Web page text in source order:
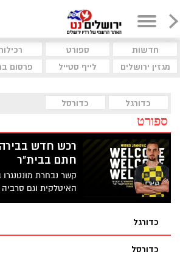
חדשות ספורט
מגזין ירושלים
לייף סטייל פרסום
כדורגל כדורסל
ספורט
רכש חדש
חתם בבית"ר
האיטלקית וגם סרביה
לשנתיים וחצי בבירה
כדורגל
כדורסל